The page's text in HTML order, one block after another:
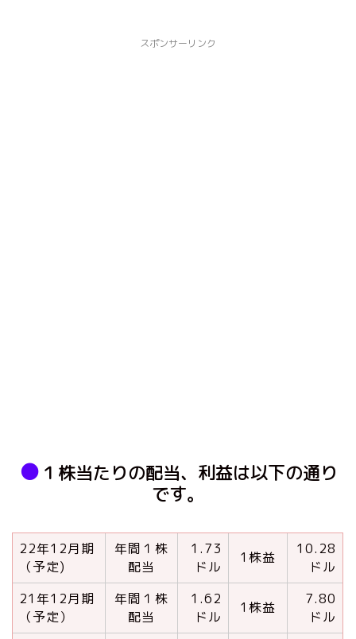
スポンサーリンク
● １株当たりの配当、利益は以下の通り
です。
22年12月期
（予定)
年間１株
配当
1.73
ドル
1株益
10.28
ドル
21年12月期
（予定）
年間１株
配当
1.62
ドル
1株益
7.80
ドル